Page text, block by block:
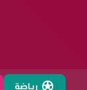
رياضة